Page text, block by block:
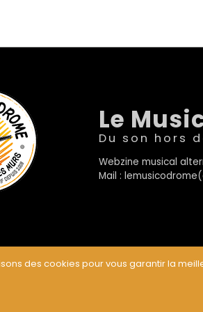
Le
Du son hors
Webzine musical
Mail :
des cookies pour vous garantir la